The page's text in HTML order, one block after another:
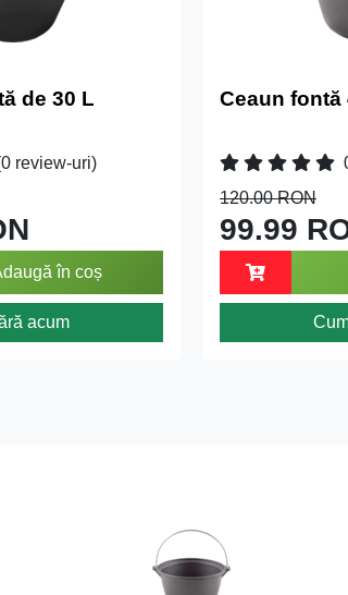
de 30 L
review-uri)
în coș
acum
Ceaun fontă
120.00 RON
99.99